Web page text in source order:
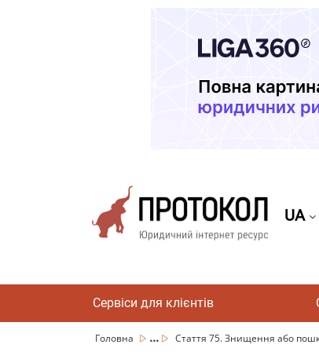
UA
Сервіси для клієнтів
Головна ... Стаття 75. Знищення або